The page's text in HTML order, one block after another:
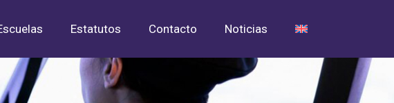
Estatutos Contacto Noticias